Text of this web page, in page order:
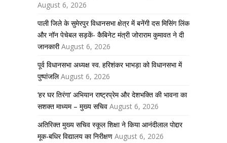
August 6, 2026
पाली जिले के सुमेरपुर विधानसभा क्षेत्र में बनेंगी दस मिसिंग लिंक
और नॉन पेचेबल सड़कें- कैबिनेट मंत्री जोराराम कुमावत ने दी
जानकारी August 6, 2026
पूर्व विधानसभा अध्यक्ष स्व. हरिशंकर भाभड़ा को विधानसभा में
पुष्पांजलि August 6, 2026
‘हर घर तिरंगा’ अभियान राष्ट्रप्रेम और देशभक्ति की भावना का
सशक्त माध्यम – मुख्य सचिव August 6, 2026
अतिरिक्त मुख्य सचिव स्कूल शिक्षा ने किया आनंदीलाल पोद्दार
मूक-बधिर विद्यालय का निरीक्षण August 6, 2026